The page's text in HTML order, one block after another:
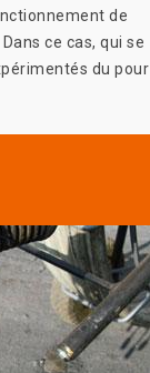
de
ce cas, qui se
du pour